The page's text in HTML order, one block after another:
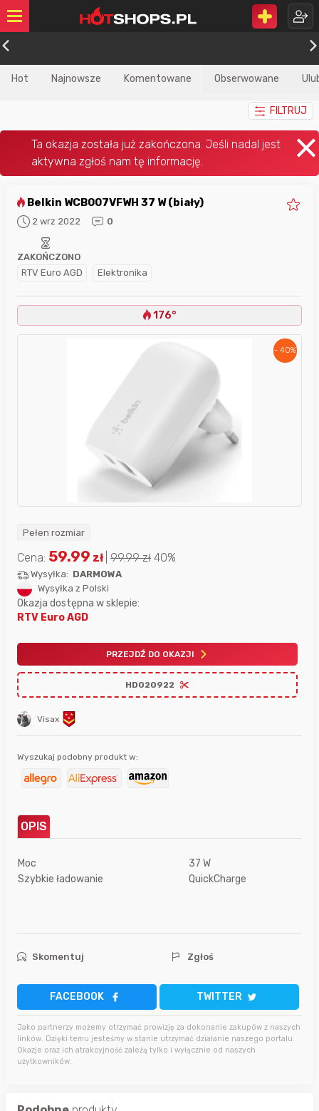
Hot Najnowsze Komentowane Obserwowane
FILTRUJ
Belkin WCB007VFWH 37 W (biały)
2 wrz 2022 0
RTV Euro AGD Elektronika
ZAKOŃCZONO
176°
- 40%
Pełen rozmiar
Visax
Cena: 59.99 zł 99.99zł 40%
Wysyłka: DARMOWA
Wysyłka z Polski
Okazja dostępna w sklepie:
RTV Euro AGD
PRZEJDŹ DO OKAZJI
HD020922
Wyszukaj podobny produkt w:
OPIS
Moc
37 W
Szybkie ładowanie
QuickCharge
Skomentuj Zgłoś
FACEBOOK TWITTER
Jako partnerzy możemy otrzymać prowizję za dokonanie zakupów z naszych
linków. Dzięki temu jesteśmy w stanie utrzymać działanie naszego portalu.
Okazje oraz ich atrakcyjność zależą tylko i wyłącznie od naszych
użytkowników.